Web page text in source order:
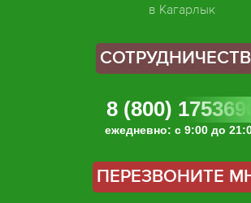
в Кагарлык
8 (800) 1753696
ежедневно: с 9:00 до
ПЕРЕЗВОНИТЕ